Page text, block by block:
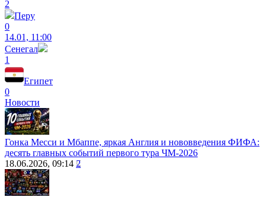
2
Перу
0
14.01, 11:00
Сенегал
1
Египет
0
Новости
Гонка Месси и Мбаппе, яркая Англия и нововведения ФИФА:
десять главных событий первого тура ЧМ-2026
18.06.2026, 09:14 2